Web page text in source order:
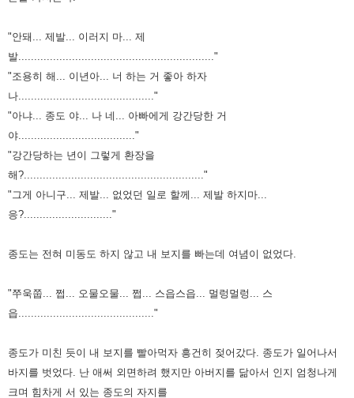
"안돼... 제발... 이러지 마... 제
발.............................................................."
"조용히 해... 이년아... 너 하는 거 좋아 하자
나..........................................."
"아냐... 종도 야... 나 네... 아빠에게 강간당한 거
야....................................."
"강간당하는 년이 그렇게 환장을
해?........................................................."
"그게 아니구... 제발... 없었던 일로 할께... 제발 하지마...
응?............................"
종도는 전혀 미동도 하지 않고 내 보지를 빠는데 여념이 없었다.
"쭈욱쭙... 쩝... 오물오물... 쩝... 스읍스읍... 멀렁멀렁... 스
읍..........................................."
종도가 미친 듯이 내 보지를 빨아먹자 흥건히 젖어갔다. 종도가 일어나서
바지를 벗었다. 난 애써 외면하려 했지만 아버지를 닮아서 인지 엄청나게
크며 힘차게 서 있는 종도의 자지를